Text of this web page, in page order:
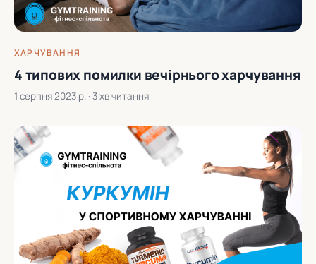
ХАРЧУВАННЯ
4 типових помилки вечірнього харчування
1 серпня 2023 р. · 3 хв читання